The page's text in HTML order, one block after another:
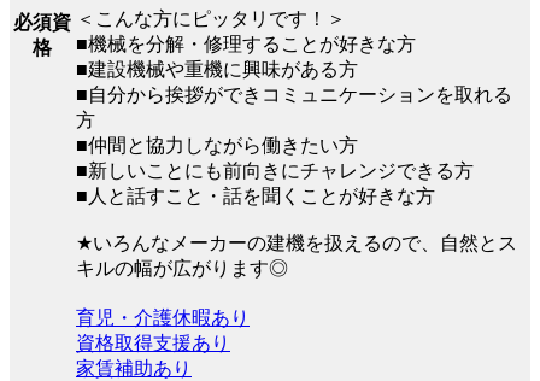
必須資
格
＜こんな方にピッタリです！＞
■機械を分解・修理することが好きな方
■建設機械や重機に興味がある方
■自分から挨拶ができコミュニケーションを取れる
方
■仲間と協力しながら働きたい方
■新しいことにも前向きにチャレンジできる方
■人と話すこと・話を聞くことが好きな方
★いろんなメーカーの建機を扱えるので、自然とス
キルの幅が広がります◎
育児・介護休暇あり
資格取得支援あり
家賃補助あり